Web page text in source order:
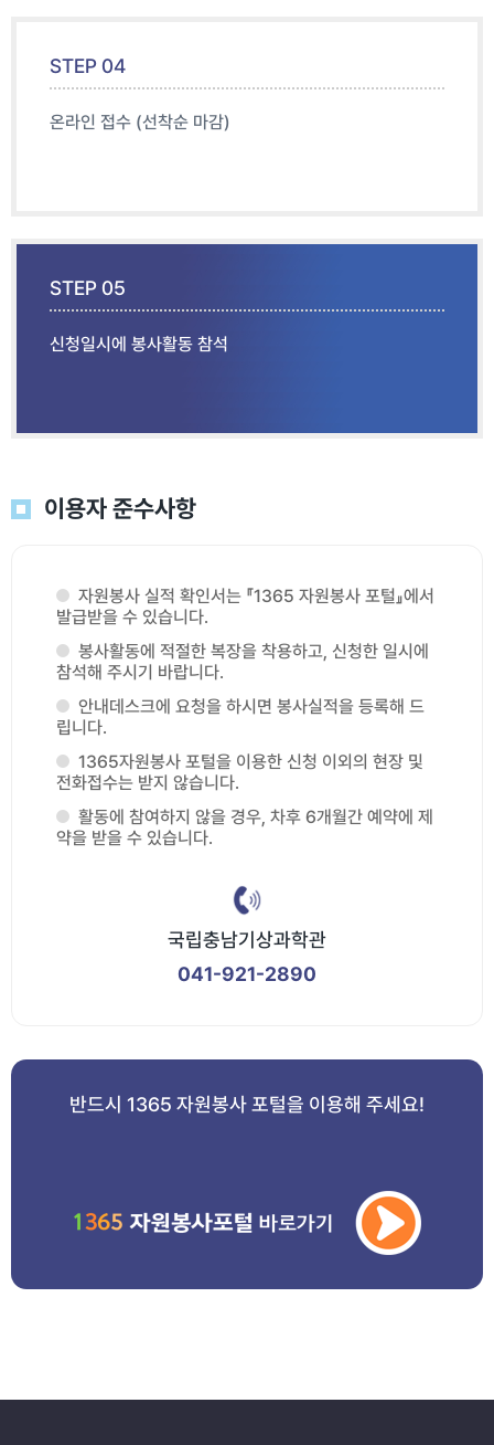
STEP 04
온라인 접수 (선착순 마감)
STEP 05
신청일시에 봉사활동 참석
이용자 준수사항
자원봉사 실적 확인서는 『1365 자원봉사 포털』에서
발급받을 수 있습니다.
봉사활동에 적절한 복장을 착용하고, 신청한 일시에
참석해 주시기 바랍니다.
안내데스크에 요청을 하시면 봉사실적을 등록해 드
립니다.
1365자원봉사 포털을 이용한 신청 이외의 현장 및
전화접수는 받지 않습니다.
활동에 참여하지 않을 경우, 차후 6개월간 예약에 제
약을 받을 수 있습니다.
국립충남기상과학관
041-921-2890
반드시 1365 자원봉사 포털을 이용해 주세요!